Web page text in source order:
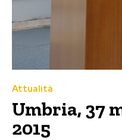
Attualità
Umbria, 37
2015